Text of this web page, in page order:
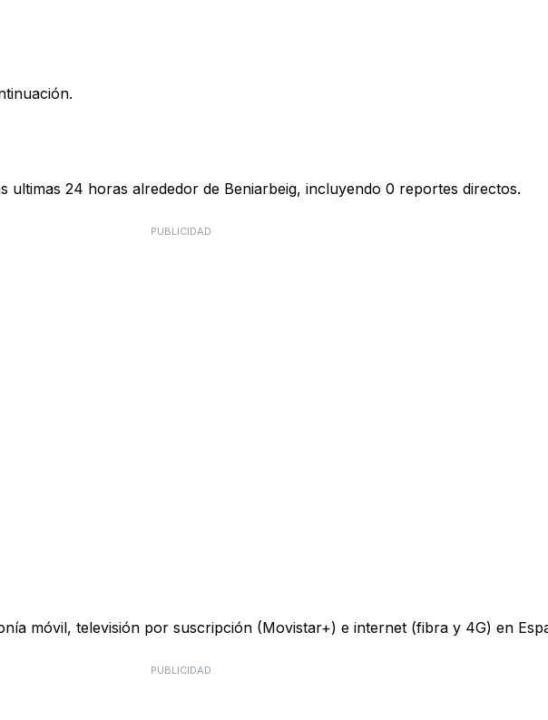
ultimas 24 horas alrededor de Beniarbeig, incluyendo 0 reportes directos.
PUBLICIDAD
móvil, televisión por suscripción (Movistar+) e internet (fibra y 4G) en
PUBLICIDAD